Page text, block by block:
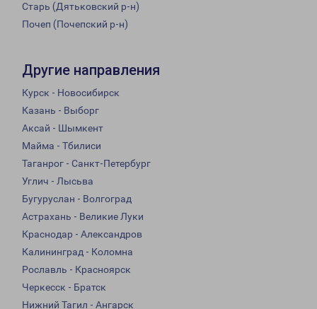
Старь (Дятьковский р-н)
Почеп (Почепский р-н)
Другие направления
Курск - Новосибирск
Казань - Выборг
Аксай - Шымкент
Майма - Тбилиси
Таганрог - Санкт-Петербург
Углич - Лысьва
Бугуруслан - Волгоград
Астрахань - Великие Луки
Краснодар - Александров
Калининград - Коломна
Рославль - Красноярск
Черкесск - Братск
Нижний Тагил - Ангарск